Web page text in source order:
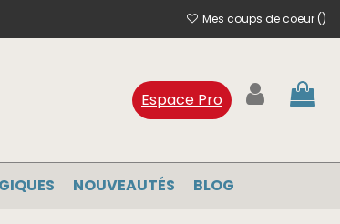
Mes coups de coeur ()
Espace Pro
NOUVEAUTÉS BLOG